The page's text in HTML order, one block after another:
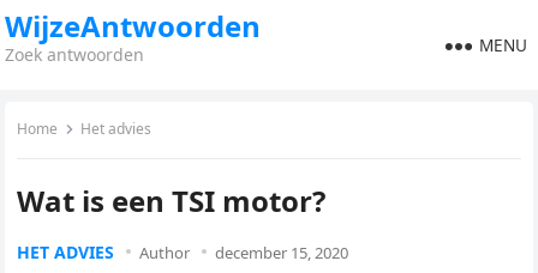
WijzeAntwoorden
Zoek antwoorden MENU
Home Het advies
Wat is een TSI motor?
HET ADVIES Author december 15, 2020